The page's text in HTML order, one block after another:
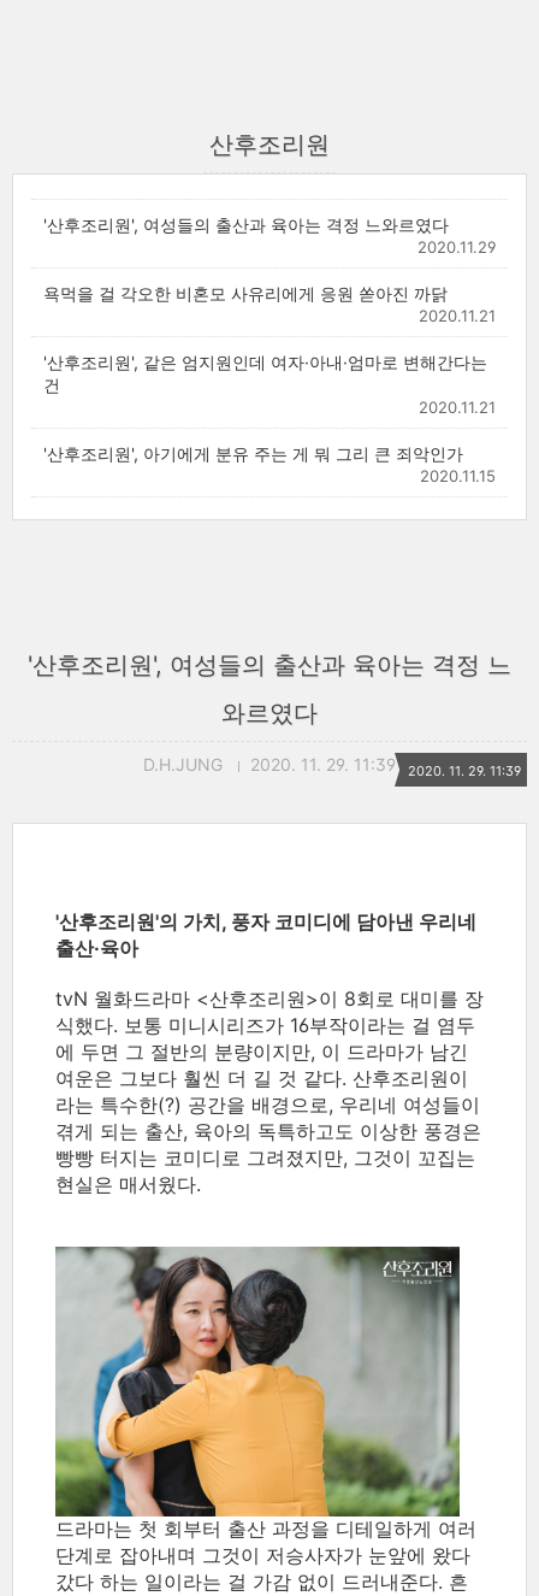
산후조리원
'산후조리원', 여성들의 출산과 육아는 격정 느와르였다
2020.11.29
욕먹을 걸 각오한 비혼모 사유리에게 응원 쏟아진 까닭
2020.11.21
'산후조리원', 같은 엄지원인데 여자·아내·엄마로 변해간다는
건
2020.11.21
'산후조리원', 아기에게 분유 주는 게 뭐 그리 큰 죄악인가
2020.11.15
'산후조리원', 여성들의 출산과 육아는 격정 느
와르였다
D.H.JUNG 2020. 11. 29. 11:39 2020. 11. 29. 11:39
'산후조리원'의 가치, 풍자 코미디에 담아낸 우리네
출산·육아
tvN 월화드라마 <산후조리원>이 8회로 대미를 장
식했다. 보통 미니시리즈가 16부작이라는 걸 염두
에 두면 그 절반의 분량이지만, 이 드라마가 남긴
여운은 그보다 훨씬 더 길 것 같다. 산후조리원이
라는 특수한(?) 공간을 배경으로, 우리네 여성들이
겪게 되는 출산, 육아의 독특하고도 이상한 풍경은
빵빵 터지는 코미디로 그려졌지만, 그것이 꼬집는
현실은 매서웠다.
드라마는 첫 회부터 출산 과정을 디테일하게 여러
단계로 잡아내며 그것이 저승사자가 눈앞에 왔다
갔다 하는 일이라는 걸 가감 없이 드러내준다. 흔